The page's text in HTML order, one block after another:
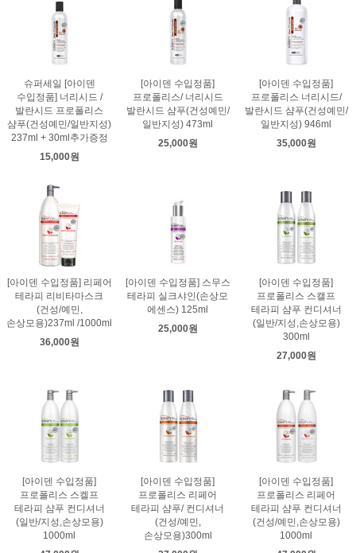
슈퍼세일 [아이덴
수입정품] 너리시드 /
발란시드 프로폴리스
샴푸(건성예민/일반지성)
237ml + 30ml추가증정
15,000원
[아이덴 수입정품]
프로폴리스/ 너리시드
발란시드 샴푸(건성예민/
일반지성) 473ml
25,000원
[아이덴 수입정품]
프로폴리스 너리시드/
발란시드 샴푸(건성예민/
일반지성) 946ml
35,000원
[아이덴 수입정품] 리페어
테라피 리비타마스크
(건성/예민,
손상모용)237ml /1000ml
36,000원
[아이덴 수입정품] 스무스
테라피 실크샤인(손상모
에센스) 125ml
25,000원
[아이덴 수입정품]
프로폴리스 스캘프
테라피 샴푸 컨디셔너
(일반/지성,손상모용)
300ml
27,000원
[아이덴 수입정품]
프로폴리스 스켈프
테라피 샴푸 컨디셔너
(일반/지성,손상모용)
1000ml
[아이덴 수입정품]
프로폴리스 리페어
테라피 샴푸/ 컨디셔너
(건성/예민,
손상모용)300ml
[아이덴 수입정품]
프로폴리스 리페어
테라피 샴푸 컨디셔너
(건성/예민,손상모용)
1000ml